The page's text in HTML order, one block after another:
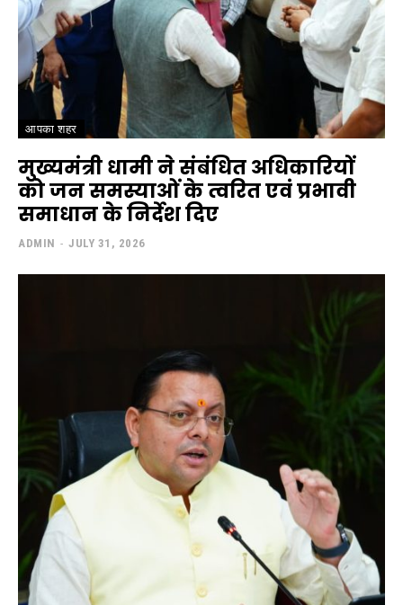
आपका शहर
मुख्यमंत्री धामी ने संबंधित अधिकारियों
को जन समस्याओं के त्वरित एवं प्रभावी
समाधान के निर्देश दिए
ADMIN - JULY 31, 2026